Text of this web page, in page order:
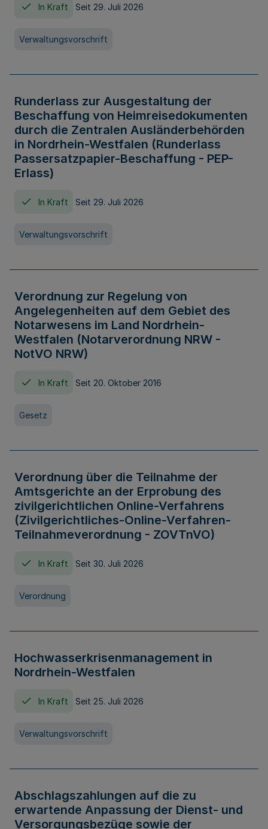
In Kraft Seit 29. Juli 2026
Verwaltungsvorschrift
Runderlass zur Ausgestaltung der
Beschaffung von Heimreisedokumenten
durch die Zentralen Ausländerbehörden
in Nordrhein-Westfalen (Runderlass
Passersatzpapier-Beschaffung - PEP-
Erlass)
In Kraft Seit 29. Juli 2026
Verwaltungsvorschrift
Verordnung zur Regelung von
Angelegenheiten auf dem Gebiet des
Notarwesens im Land Nordrhein-
Westfalen (Notarverordnung NRW -
NotVO NRW)
In Kraft Seit 20. Oktober 2016
Gesetz
Verordnung über die Teilnahme der
Amtsgerichte an der Erprobung des
zivilgerichtlichen Online-Verfahrens
(Zivilgerichtliches-Online-Verfahren-
Teilnahmeverordnung - ZOVTnVO)
In Kraft Seit 30. Juli 2026
Verordnung
Hochwasserkrisenmanagement in
Nordrhein-Westfalen
In Kraft Seit 25. Juli 2026
Verwaltungsvorschrift
Abschlagszahlungen auf die zu
erwartende Anpassung der Dienst- und
Versorgungsbezüge sowie der